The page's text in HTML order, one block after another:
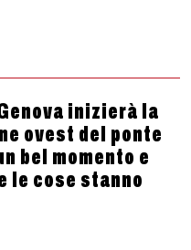
inizierà la
ovest del ponte
bel momento e
le cose stanno